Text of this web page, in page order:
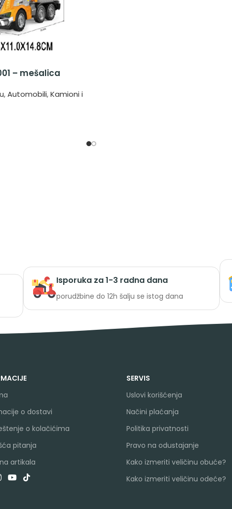
– mešalica
, Automobili, Kamioni i
Isporuka za 1-3 radna dana
porudžbine do 12h šalju se istog dana
o dostavi
o kolačićima
pitanja
artikala
SERVIS
Uslovi korišćenja
Načini plaćanja
Politika privatnosti
Pravo na odustajanje
Kako izmeriti veličinu obuće?
Kako izmeriti veličinu odeće?